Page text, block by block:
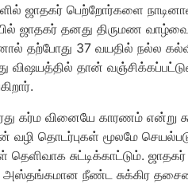
ஜாதகர் பெற்றோர்களை
ஜாதகர் தனது திருமண
தற்போது 37 வயதில் நல்ல
விஷயத்தில் தான்
கர்ம வினையே காரணம் என்று
தொடர்புகள் மூலமே
சுட்டிக்காட்டும்.
அஸ்தங்கமான நீண்ட சுக்கிர